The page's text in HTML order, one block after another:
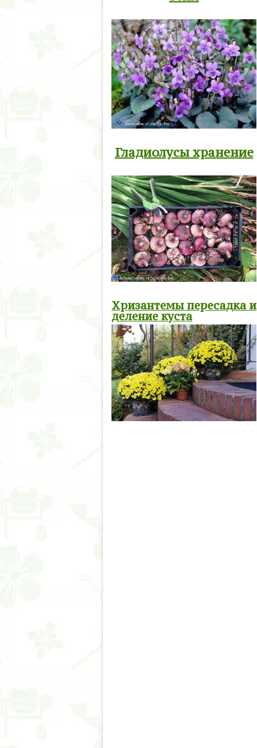
Гладиолусы хранение
Хризантемы пересадка и
деление куста